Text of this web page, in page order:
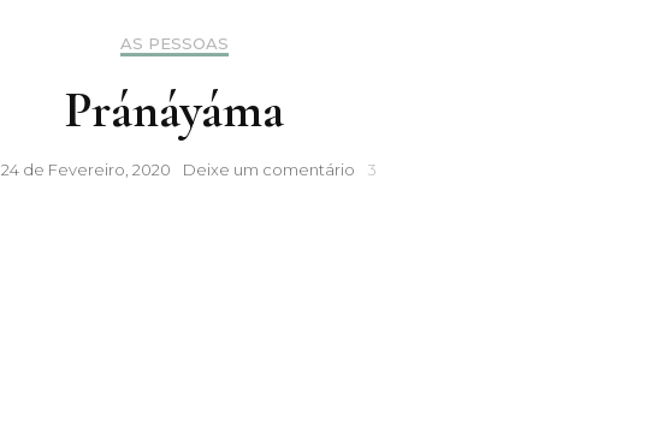
AS PESSOAS
Pránáyáma
24 de Fevereiro, 2020 Deixe um comentário Pránáyáma
3